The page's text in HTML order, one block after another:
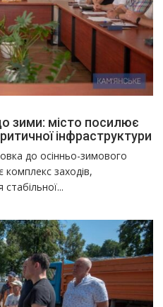
зими: місто посилює
інфраструктури
до осінньо-зимового
комплекс заходів,